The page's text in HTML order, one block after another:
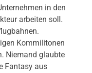
in den
arbeiten soll.
Kommilitonen
Niemand glaubte
Fantasy aus